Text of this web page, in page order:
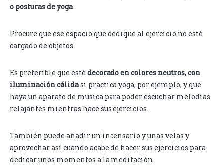
o posturas de yoga.
Procure que ese espacio que dedique al ejercicio no esté
cargado de objetos.
Es preferible que esté decorado en colores neutros, con
iluminación cálidasi practica yoga, por ejemplo, y que
haya un aparato de música para poder escuchar melodías
relajantes mientras hace sus ejercicios.
También puede añadir un incensario y unas velas y
aprovechar así cuando acabe de hacer sus ejercicios para
dedicar unos momentos a la meditación.